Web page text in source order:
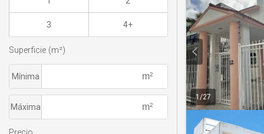
1 /27
3 4+
Superficie (m²)
Mínima
Máxima